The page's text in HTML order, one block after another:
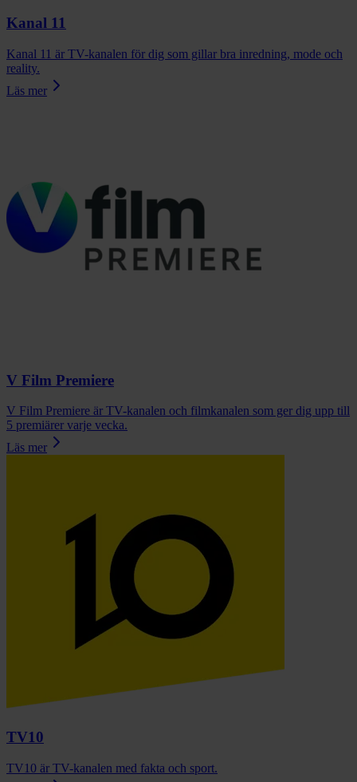
Kanal 11
Kanal 11 är TV-kanalen för dig som gillar bra inredning, mode och
reality.
Läs mer
V Film Premiere
V Film Premiere är TV-kanalen och filmkanalen som ger dig upp till
5 premiärer varje vecka.
Läs mer
TV10
TV10 är TV-kanalen med fakta och sport.